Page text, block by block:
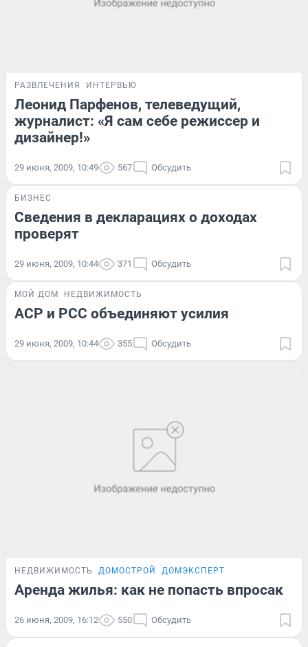
РАЗВЛЕЧЕНИЯ ИНТЕРВЬЮ
Леонид Парфенов, телеведущий,
журналист: «Я сам себе режиссер и
дизайнер!»
29 июня, 2009, 10:49 567 Обсудить
БИЗНЕС
Сведения в декларациях о доходах
проверят
29 июня, 2009, 10:44 371 Обсудить
МОЙ ДОМ НЕДВИЖИМОСТЬ
АСР и РСС объединяют усилия
29 июня, 2009, 10:44 355 Обсудить
НЕДВИЖИМОСТЬ ДОМОСТРОЙ ДОМЭКСПЕРТ
Аренда жилья: как не попасть впросак
26 июня, 2009, 16:12 550 Обсудить